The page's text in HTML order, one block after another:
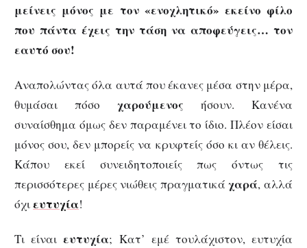
μείνεις μόνος με τον «ενοχλητικό» εκείνο φίλο
που πάντα έχεις την τάση να αποφεύγεις… τον
εαυτό σου!
Αναπολώντας όλα αυτά που έκανες μέσα στην μέρα,
θυμάσαι πόσο χαρούμενος ήσουν. Κανένα
συναίσθημα όμως δεν παραμένει το ίδιο. Πλέον είσαι
μόνος σου, δεν μπορείς να κρυφτείς όσο κι αν θέλεις.
Κάπου εκεί συνειδητοποιείς πως όντως τις
περισσότερες μέρες νιώθεις πραγματικάχαρά, αλλά
όχιευτυχία!
Τι είναιευτυχία; Κατ’ εμέ τουλάχιστον, ευτυχία